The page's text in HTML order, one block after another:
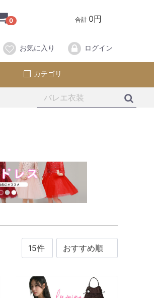
0 合計 0円
お気に入り ログイン
カテゴリ